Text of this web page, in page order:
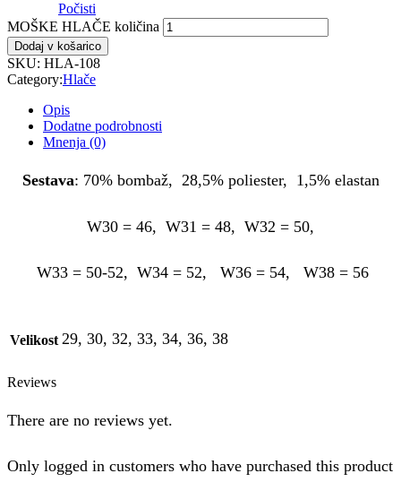
Počisti
MOŠKE HLAČE količina
Dodaj v košarico
SKU: HLA-108
Category:Hlače
Opis
Dodatne podrobnosti
Mnenja (0)
Sestava: 70% bombaž, 28,5% poliester, 1,5% elastan
W30 = 46, W31 = 48, W32 = 50,
W33 = 50-52, W34 = 52, W36 = 54, W38 = 56
Velikost 29, 30, 32, 33, 34, 36, 38
Reviews
There are no reviews yet.
Only logged in customers who have purchased this product